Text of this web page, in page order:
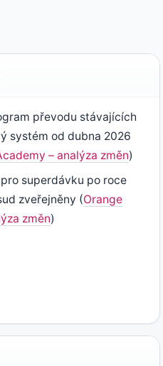
převodu stávajících
systém od dubna 2026
– analýza změn)
superdávku po roce
zveřejněny (Orange
změn)